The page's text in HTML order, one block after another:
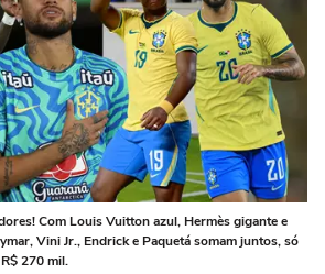
Com Louis Vuitton azul, Hermès gigante e
Vini Jr., Endrick e Paquetá somam juntos, só
270 mil.